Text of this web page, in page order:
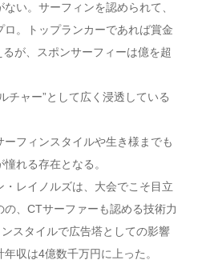
い。サーフィンを認められて、
。トップランカーであれば賞金
が、スポンサーフィーは億を超
チャー”として広く浸透している
フィンスタイルや生き様までも
れる存在となる。
レイノルズは、大会でこそ目立
、CTサーファーも認める技術力
スタイルで広告塔としての影響
収は4億数千万円に上った。